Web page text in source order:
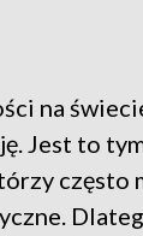
na
Jest to
często